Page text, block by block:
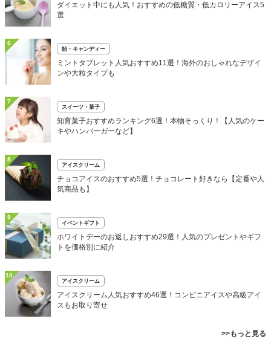
ダイエット中にも人気！おすすめの低糖質・低カロリーアイス5
選
6
飴・キャンディー
ミントタブレット人気おすすめ11選！海外のおしゃれなデザイ
ンや大粒タイプも
7
スイーツ・菓子
知育菓子おすすめランキング6選！本物そっくり！【人気のケー
キやハンバーガーなど】
8
アイスクリーム
チョコアイスのおすすめ5選！チョコレート好きなら【定番や人
気商品も】
9
イベントギフト
ホワイトデーのお返しおすすめ29選！人気のプレゼントやギフ
トを価格別に紹介
10
アイスクリーム
アイスクリーム人気おすすめ46選！コンビニアイスや高級アイ
スもお取り寄せ
>>もっと見る